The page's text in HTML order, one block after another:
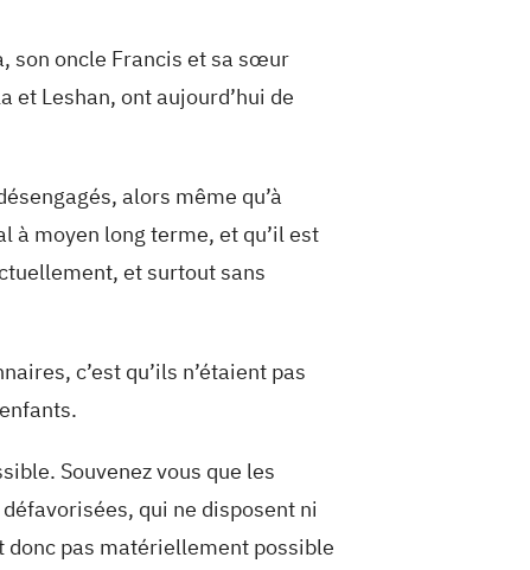
son oncle Francis et sa sœur
et Leshan, ont aujourd’hui de
alors même qu’à
à moyen long terme, et qu’il est
et surtout sans
c’est qu’ils n’étaient pas
Souvenez vous que les
qui ne disposent ni
donc pas matériellement possible